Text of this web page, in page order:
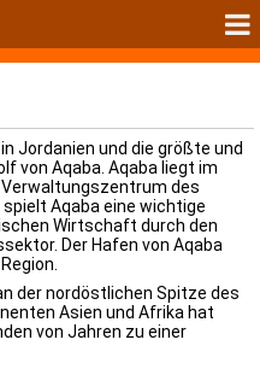
Jordanien und die größte und
von Aqaba. Aqaba liegt im
des
Aqaba eine wichtige
Wirtschaft durch den
Der Hafen von Aqaba
der nordöstlichen Spitze des
Asien und Afrika hat
von Jahren zu einer